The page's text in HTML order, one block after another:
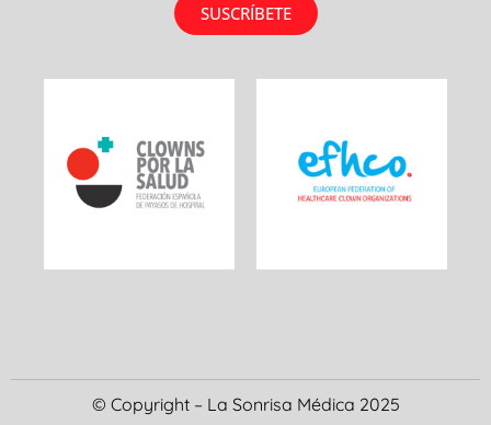
SUSCRÍBETE
© Copyright – La Sonrisa Médica 2025